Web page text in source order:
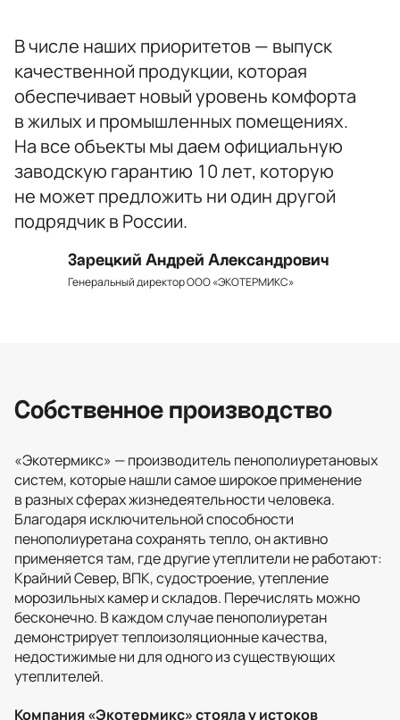
В числе наших приоритетов — выпуск
качественной продукции, которая
обеспечивает новый уровень комфорта
в жилых и промышленных помещениях.
На все объекты мы даем официальную
заводскую гарантию 10 лет, которую
не может предложить ни один другой
подрядчик в России.
Зарецкий Андрей Александрович
Генеральный директор ООО «ЭКОТЕРМИКС»
Собственное производство
«Экотермикс» — производитель пенополиуретановых
систем, которые нашли самое широкое применение
в разных сферах жизнедеятельности человека.
Благодаря исключительной способности
пенополиуретана сохранять тепло, он активно
применяется там, где другие утеплители не работают:
Крайний Север, ВПК, судостроение, утепление
морозильных камер и складов. Перечислять можно
бесконечно. В каждом случае пенополиуретан
демонстрирует теплоизоляционные качества,
недостижимые ни для одного из существующих
утеплителей.
Компания «Экотермикс» стояла у истоков